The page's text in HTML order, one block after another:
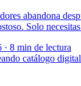
abandona
Solo
· 8 min de lectura